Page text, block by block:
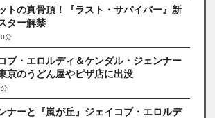
トの真骨頂！『ラスト・サバイバー』新
ター解禁
分
ブ・エロルディ＆ケンダル・ジェンナー
のうどん屋やピザ店に出没
ナーと『嵐が丘』ジェイコブ・エロルデ